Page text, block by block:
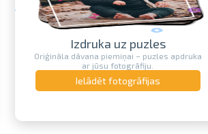
Izdruka uz puzles
Oriģināla dāvana piemiņai – puzles apdruka
ar jūsu fotogrāfiju.
Ielādēt fotogrāfijas